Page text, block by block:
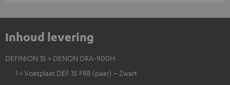
Inhoud levering
DEFINION 3S + DENON DRA-900H
1 × Voetplaat DEF 3S FRB (paar) – Zwart